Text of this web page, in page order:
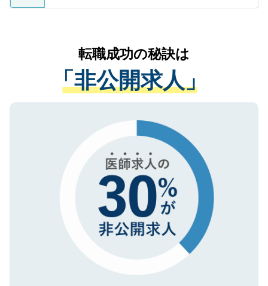
ているすべての個人データはご本人の許可
は、個人情報の取り扱いについての厳密な
管理基準を満たした事業者のみに付与され
る、プライバシーマークを取得済みです。
で、機密保持に関してもご安心ください。
かがいして、現在の医療機関の状況や紹介
経験をまじえながら、適切なアドバイスを
させていただきます。すぐにご転職をされ
ない方には、長期的なサポートが可能です
ので、まずはご登録ください。
転職成功の秘訣は
「非公開求人」